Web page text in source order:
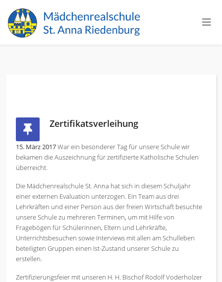
Zertifikatsverleihung
15. März 2017War ein besonderer Tag für unsere Schule wir
bekamen die Auszeichnung für zertifizierte Katholische Schulen
überreicht.
Die Mädchenrealschule St. Anna hat sich in diesem Schuljahr
einer externen Evaluation unterzogen. Ein Team aus drei
Lehrkräften und einer Person aus der freien Wirtschaft besuchte
unsere Schule zu mehreren Terminen, um mit Hilfe von
Fragebögen für Schülerinnen, Eltern und Lehrkräfte,
Unterrichtsbesuchen sowie Interviews mit allen am Schulleben
beteiligten Gruppen einen Ist-Zustand unserer Schule zu
erstellen.
Zertifizierungsfeier mit unseren H. H. Bischof Rodolf Voderholzer